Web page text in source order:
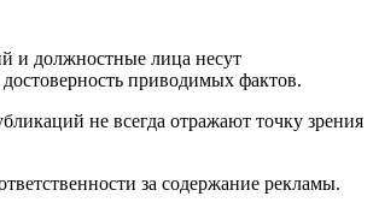
и должностные лица несут
достоверность приводимых фактов.
не всегда отражают точку зрения
за содержание рекламы.